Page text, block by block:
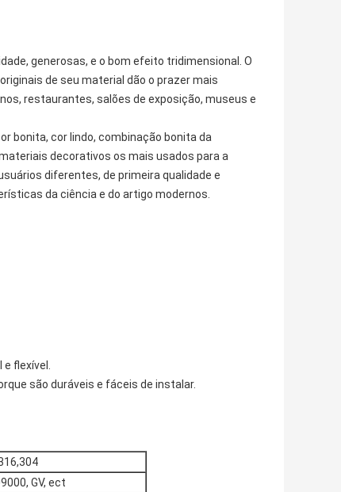
generosas, e o bom efeito tridimensional. O
de seu material dão o prazer mais
restaurantes, salões de exposição, museus e
bonita, cor lindo, combinação bonita da
decorativos os mais usados para a
diferentes, de primeira qualidade e
da ciência e do artigo modernos.
flexível.
são duráveis e fáceis de instalar.
GV, ect